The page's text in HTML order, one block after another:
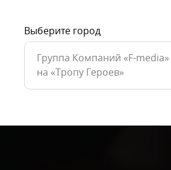
Выберите город
Группа Компаний «F-
на «Тропу Героев»